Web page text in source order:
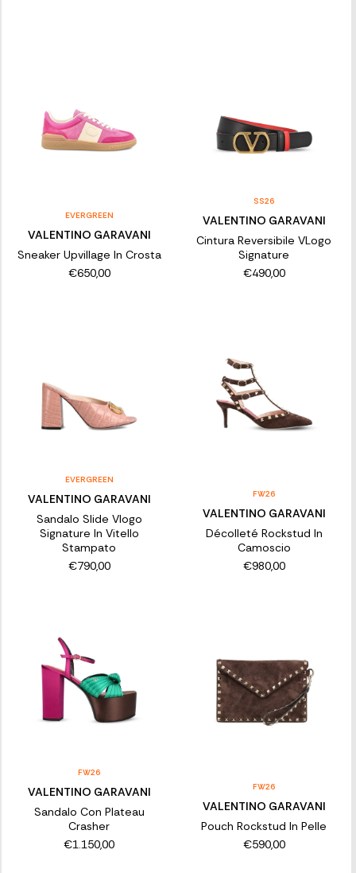
EVERGREEN
VALENTINO GARAVANI
Sneaker Upvillage In Crosta
€650,00
SS26
VALENTINO GARAVANI
Cintura Reversibile VLogo
Signature
€490,00
EVERGREEN
VALENTINO GARAVANI
Sandalo Slide Vlogo
Signature In Vitello
Stampato
€790,00
FW26
VALENTINO GARAVANI
Décolleté Rockstud In
Camoscio
€980,00
FW26
VALENTINO GARAVANI
Sandalo Con Plateau
Crasher
€1.150,00
FW26
VALENTINO GARAVANI
Pouch Rockstud In Pelle
€590,00